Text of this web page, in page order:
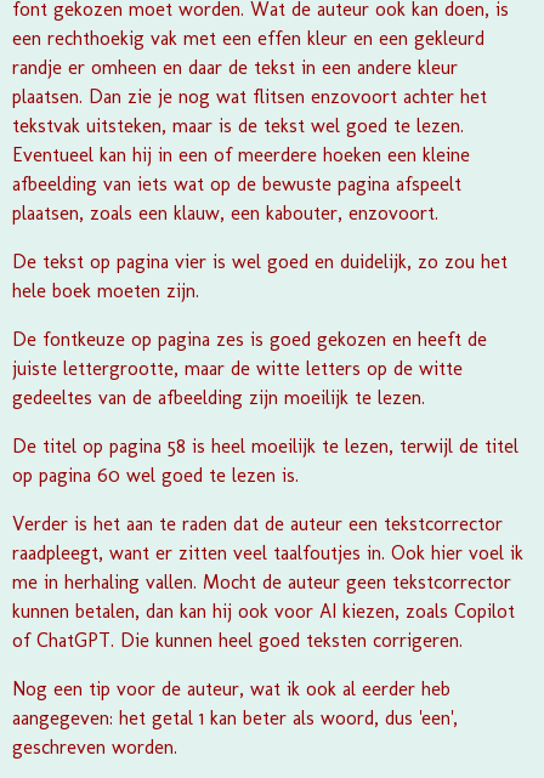
font gekozen moet worden. Wat de auteur ook kan doen, is
een rechthoekig vak met een effen kleur en een gekleurd
randje er omheen en daar de tekst in een andere kleur
plaatsen. Dan zie je nog wat flitsen enzovoort achter het
tekstvak uitsteken, maar is de tekst wel goed te lezen.
Eventueel kan hij in een of meerdere hoeken een kleine
afbeelding van iets wat op de bewuste pagina afspeelt
plaatsen, zoals een klauw, een kabouter, enzovoort.
De tekst op pagina vier is wel goed en duidelijk, zo zou het
hele boek moeten zijn.
De fontkeuze op pagina zes is goed gekozen en heeft de
juiste lettergrootte, maar de witte letters op de witte
gedeeltes van de afbeelding zijn moeilijk te lezen.
De titel op pagina 58 is heel moeilijk te lezen, terwijl de titel
op pagina 60 wel goed te lezen is.
Verder is het aan te raden dat de auteur een tekstcorrector
raadpleegt, want er zitten veel taalfoutjes in. Ook hier voel ik
me in herhaling vallen. Mocht de auteur geen tekstcorrector
kunnen betalen, dan kan hij ook voor AI kiezen, zoals Copilot
of ChatGPT. Die kunnen heel goed teksten corrigeren.
Nog een tip voor de auteur, wat ik ook al eerder heb
aangegeven: het getal 1 kan beter als woord, dus 'een',
geschreven worden.